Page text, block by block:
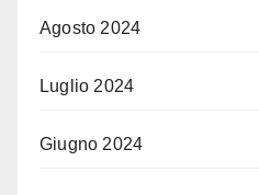
Agosto 2024
Luglio 2024
Giugno 2024